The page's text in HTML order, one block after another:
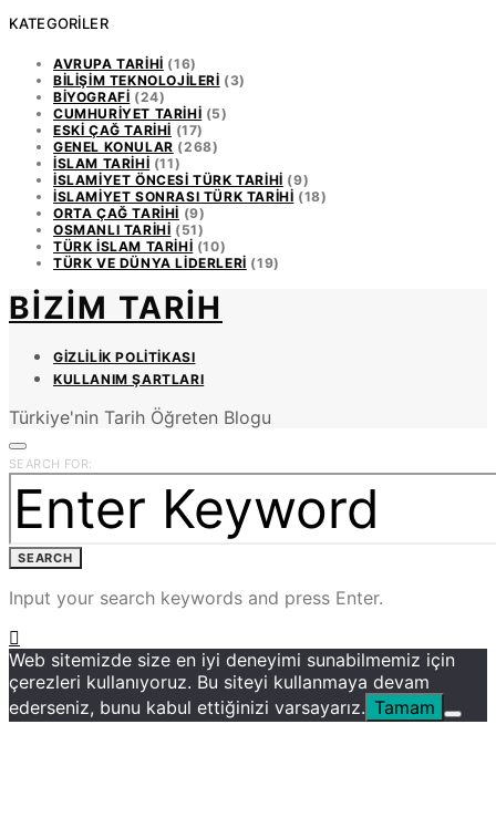
KATEGORILER
AVRUPA TARIHI (16)
BILIŞIM TEKNOLOJILERI (3)
BIYOGRAFI (24)
CUMHURIYET TARIHI (5)
ESKI ÇAĞ TARIHI (17)
GENEL KONULAR (268)
İSLAM TARIHI (11)
İSLAMIYET ÖNCESI TÜRK TARIHI (9)
İSLAMIYET SONRASI TÜRK TARIHI (18)
ORTA ÇAĞ TARIHI (9)
OSMANLI TARIHI (51)
TÜRK İSLAM TARIHI (10)
TÜRK VE DÜNYA LIDERLERI (19)
BIZIM TARIH
GIZLILIK POLITIKASI
KULLANIM ŞARTLARI
Türkiye'nin Tarih Öğreten Blogu
SEARCH FOR:
SEARCH
Input your search keywords and press Enter.
Web sitemizde size en iyi deneyimi sunabilmemiz için
çerezleri kullanıyoruz. Bu siteyi kullanmaya devam
ederseniz, bunu kabul ettiğinizi varsayarız. Tamam